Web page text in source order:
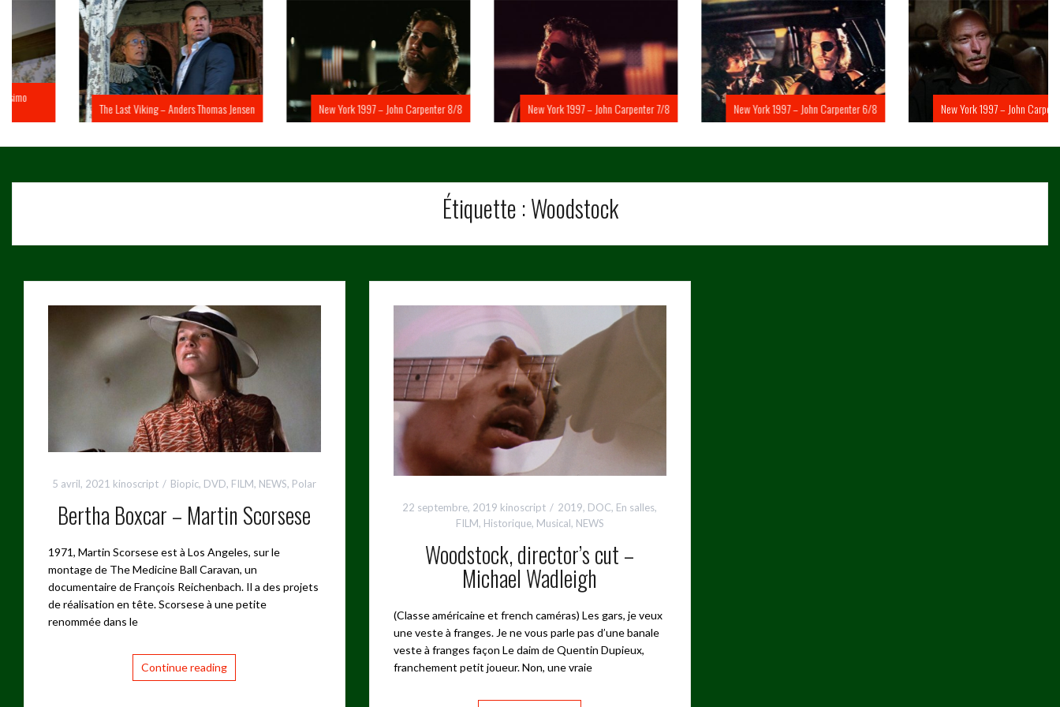
The Last Viking – Anders Thomas Jensen New York 1997 – John Carpenter 8/8 New York 1997 – John Carpenter 7/8 New York 1997 – John Carpenter 6/8 New York 1997 – John Carpenter 5/8
Étiquette :Woodstock
5 avril, 2021 kinoscript Biopic, DVD, FILM, NEWS, Polar
Bertha Boxcar – Martin Scorsese
1971, Martin Scorsese est à Los Angeles, sur le
montage de The Medicine Ball Caravan, un
documentaire de François Reichenbach. Il a des projets
de réalisation en tête. Scorsese à une petite
renommée dans le
Continue reading
22 septembre, 2019 kinoscript 2019, DOC, En salles,
FILM, Historique, Musical, NEWS
Woodstock, director’s cut –
Michael Wadleigh
(Classe américaine et french caméras) Les gars, je veux
une veste à franges. Je ne vous parle pas d’une banale
veste à franges façon Le daim de Quentin Dupieux,
franchement petit joueur. Non, une vraie